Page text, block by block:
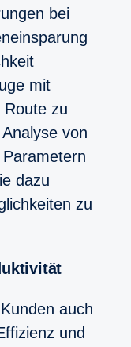
bei
mit
Route zu
von
dazu
zu
auch
und